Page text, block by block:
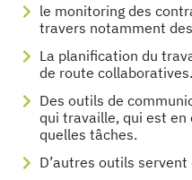
le monitoring des
travers notamment
La planification du
de route collaboratives.
Des outils de
qui travaille, qui est en
quelles tâches.
D’autres outils